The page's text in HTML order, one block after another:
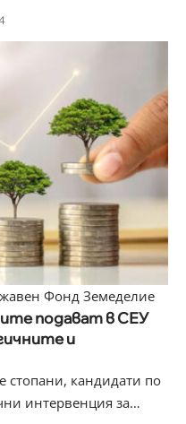
Фонд Земеделие
подават в СЕУ
и
стопани, кандидати по
интервенция за…